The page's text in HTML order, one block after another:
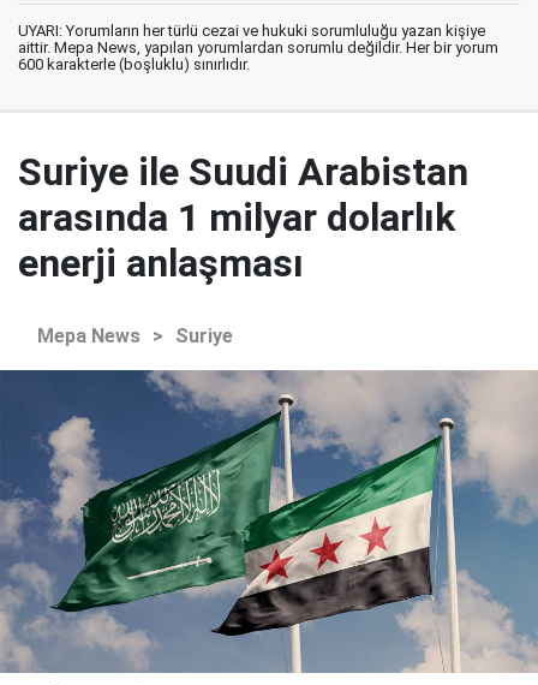
UYARI: Yorumların her türlü cezai ve hukuki sorumluluğu yazan kişiye
aittir. Mepa News, yapılan yorumlardan sorumlu değildir. Her bir yorum
600 karakterle (boşluklu) sınırlıdır.
Suriye ile Suudi Arabistan
arasında 1 milyar dolarlık
enerji anlaşması
Mepa News > Suriye